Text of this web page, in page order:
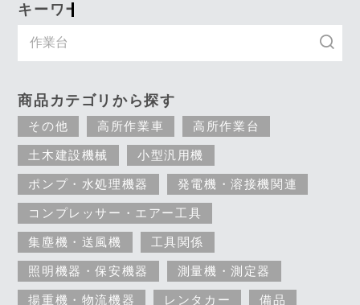
キーワード入力で探す
商品カテゴリから探す
その他 高所作業車 高所作業台
土木建設機械 小型汎用機
ポンプ・水処理機器 発電機・溶接機関連
コンプレッサー・エアー工具
集塵機・送風機 工具関係
照明機器・保安機器 測量機・測定器
揚重機・物流機器 レンタカー 備品